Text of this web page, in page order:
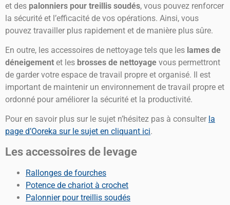
et des palonniers pour treillis soudés, vous pouvez renforcer
la sécurité et l’efficacité de vos opérations. Ainsi, vous
pouvez travailler plus rapidement et de manière plus sûre.
En outre, les accessoires de nettoyage tels que les lames de
déneigement et les brosses de nettoyage vous permettront
de garder votre espace de travail propre et organisé. Il est
important de maintenir un environnement de travail propre et
ordonné pour améliorer la sécurité et la productivité.
Pour en savoir plus sur le sujet n’hésitez pas à consulter la
page d’Ooreka sur le sujet en cliquant ici.
Les accessoires de levage
Rallonges de fourches
Potence de chariot à crochet
Palonnier pour treillis soudés